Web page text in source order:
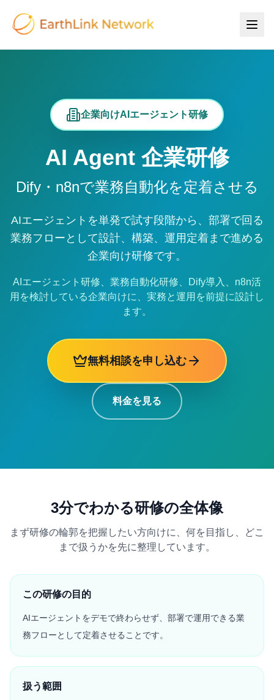
企業向けAIエージェント研修
AI Agent 企業研修
Dify・n8nで業務自動化を定着させる
AIエージェントを単発で試す段階から、部署で回る
業務フローとして設計、構築、運用定着まで進める
企業向け研修です。
AIエージェント研修、業務自動化研修、Dify導入、n8n活
用を検討している企業向けに、実務と運用を前提に設計し
ます。
無料相談を申し込む
料金を見る
3分でわかる研修の全体像
まず研修の輪郭を把握したい方向けに、何を目指し、どこ
まで扱うかを先に整理しています。
この研修の目的
AIエージェントをデモで終わらせず、部署で運用できる業
務フローとして定着させることです。
扱う範囲